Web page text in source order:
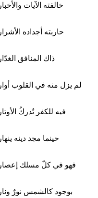
خالفته الآيات والأخبار
حاربته أجداده الأشرار
ذاك المنافق الغدّار
لم يزل منه في القلوب أوار
فيه للكفر تُدركُ الأوتار
حينما مجد دينه ينهار
فهو في كلّ مسلك إعصار
بوجود كالشمس نورٌ ونار